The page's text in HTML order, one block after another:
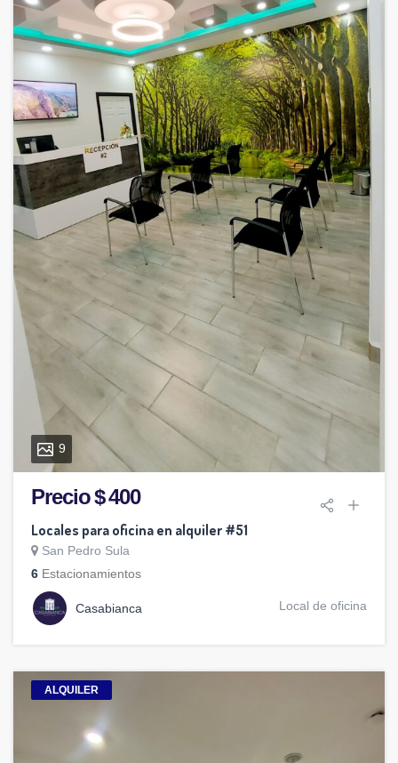
9
Precio $ 400
Locales para oficina en alquiler #51
San Pedro Sula
6 Estacionamientos
Casabianca Local de oficina
ALQUILER